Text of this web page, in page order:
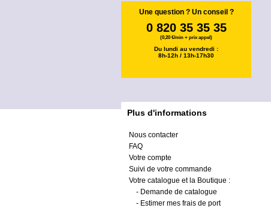
Une question ? Un conseil ?
0 820 35 35 35
(0,20 €/min + prix appel)
Du lundi au vendredi :
8h-12h / 13h-17h30
Plus d'informations
Nous contacter
FAQ
Votre compte
Suivi de votre commande
Votre catalogue et la Boutique :
- Demande de catalogue
- Estimer mes frais de port